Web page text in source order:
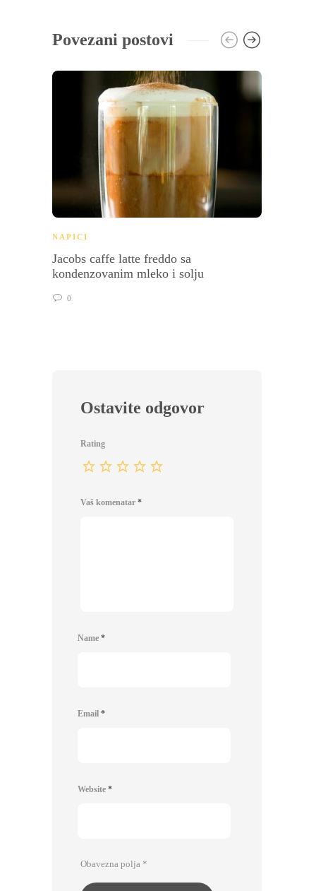
Povezani postovi
NAPICI
Jacobs caffe latte freddo sa
kondenzovanim mleko i solju
0
Ostavite odgovor
Rating
Vaš komenatar *
Name *
Email *
Website *
Obavezna polja *